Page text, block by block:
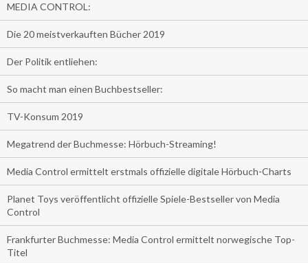
MEDIA CONTROL:
Die 20 meistverkauften Bücher 2019
Der Politik entliehen:
So macht man einen Buchbestseller:
TV-Konsum 2019
Megatrend der Buchmesse: Hörbuch-Streaming!
Media Control ermittelt erstmals offizielle digitale Hörbuch-Charts
Planet Toys veröffentlicht offizielle Spiele-Bestseller von Media
Control
Frankfurter Buchmesse: Media Control ermittelt norwegische Top-
Titel